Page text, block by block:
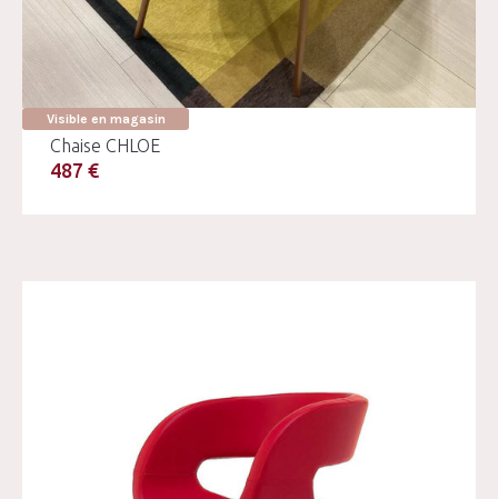
Visible en magasin
Chaise CHLOE
487 €